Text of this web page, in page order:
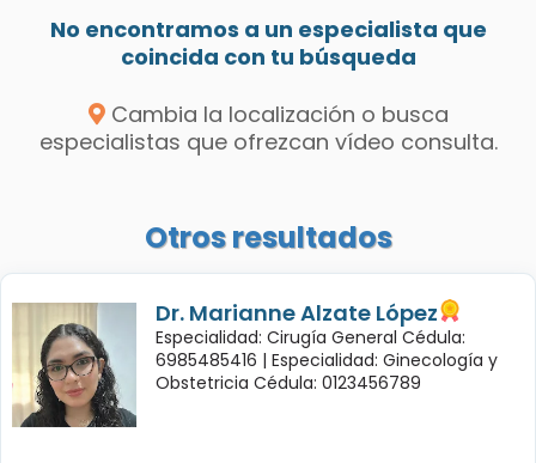
No encontramos a un especialista que
coincida con tu búsqueda
Cambia la localización o busca
especialistas que ofrezcan vídeo consulta.
Otros resultados
Dr. Marianne Alzate López
Especialidad: Cirugía General Cédula:
6985485416 | Especialidad: Ginecología y
Obstetricia Cédula: 0123456789